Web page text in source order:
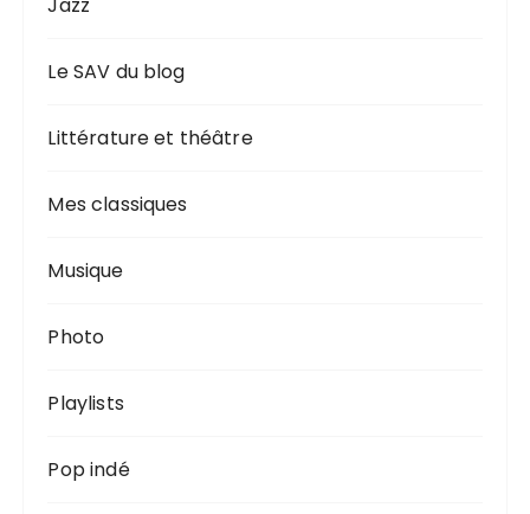
Jazz
Le SAV du blog
Littérature et théâtre
Mes classiques
Musique
Photo
Playlists
Pop indé